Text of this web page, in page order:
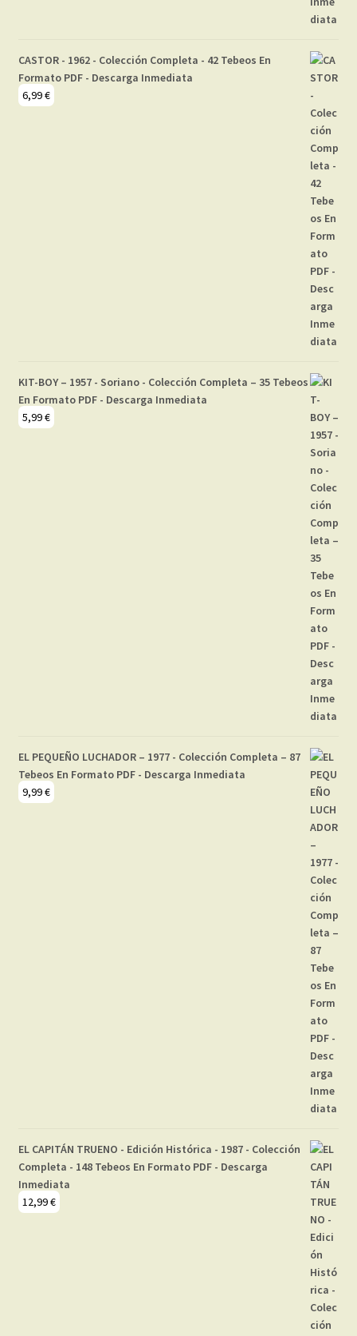
CASTOR - 1962 - Colección Completa - 42 Tebeos En
Formato PDF - Descarga Inmediata
6,99€
KIT-BOY – 1957 - Soriano - Colección Completa – 35 Tebeos
En Formato PDF - Descarga Inmediata
5,99€
EL PEQUEÑO LUCHADOR – 1977 - Colección Completa – 87
Tebeos En Formato PDF - Descarga Inmediata
9,99€
EL CAPITÁN TRUENO - Edición Histórica - 1987 - Colección
Completa - 148 Tebeos En Formato PDF - Descarga
Inmediata
12,99€